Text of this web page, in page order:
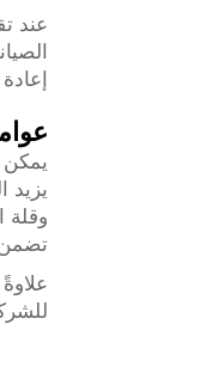
عند
يمكن
يزيد
تضمن